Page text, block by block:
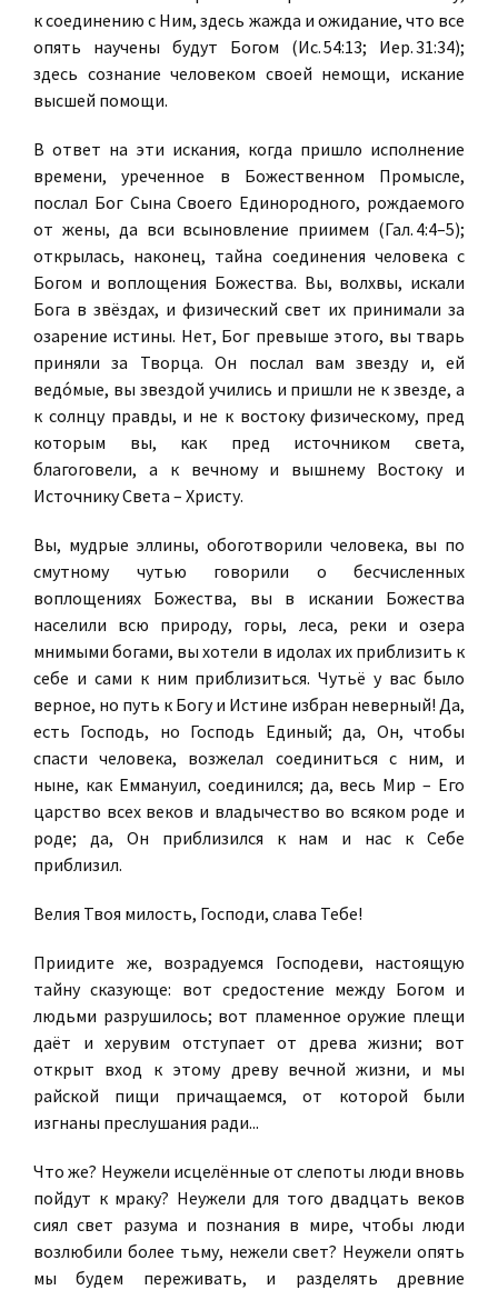
к соединению с Ним, здесь жажда и ожидание, что все
опять научены будут Богом (Ис. 54:13; Иер. 31:34);
здесь сознание человеком своей немощи, искание
высшей помощи.
В ответ на эти искания, когда пришло исполнение
времени, уреченное в Божественном Промысле,
послал Бог Сына Своего Единородного, рождаемого
от жены, да вси всыновление приимем (Гал. 4:4–5);
открылась, наконец, тайна соединения человека с
Богом и воплощения Божества. Вы, волхвы, искали
Бога в звёздах, и физический свет их принимали за
озарение истины. Нет, Бог превыше этого, вы тварь
приняли за Творца. Он послал вам звезду и, ей
ведо́мые, вы звездой учились и пришли не к звезде, а
к солнцу правды, и не к востоку физическому, пред
которым вы, как пред источником света,
благоговели, а к вечному и вышнему Востоку и
Источнику Света – Христу.
Вы, мудрые эллины, обоготворили человека, вы по
смутному чутью говорили о бесчисленных
воплощениях Божества, вы в искании Божества
населили всю природу, горы, леса, реки и озера
мнимыми богами, вы хотели в идолах их приблизить к
себе и сами к ним приблизиться. Чутьё у вас было
верное, но путь к Богу и Истине избран неверный! Да,
есть Господь, но Господь Единый; да, Он, чтобы
спасти человека, возжелал соединиться с ним, и
ныне, как Еммануил, соединился; да, весь Мир – Его
царство всех веков и владычество во всяком роде и
роде; да, Он приблизился к нам и нас к Себе
приблизил.
Велия Твоя милость, Господи, слава Тебе!
Приидите же, возрадуемся Господеви, настоящую
тайну сказующе: вот средостение между Богом и
людьми разрушилось; вот пламенное оружие плещи
даёт и херувим отступает от древа жизни; вот
открыт вход к этому древу вечной жизни, и мы
райской пищи причащаемся, от которой были
изгнаны преслушания ради...
Что же? Неужели исцелённые от слепоты люди вновь
пойдут к мраку? Неужели для того двадцать веков
сиял свет разума и познания в мире, чтобы люди
возлюбили более тьму, нежели свет? Неужели опять
мы будем переживать, и разделять древние